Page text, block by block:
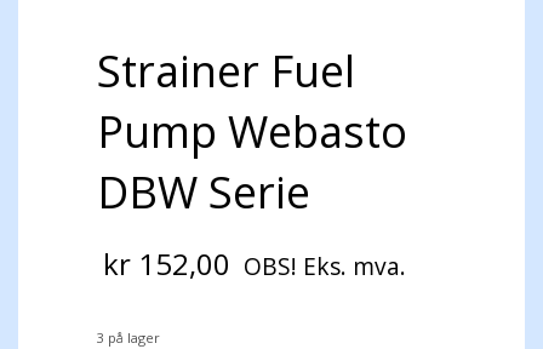
Strainer Fuel
Pump Webasto
DBW Serie
kr 152,00 OBS! Eks. mva.
3 på lager